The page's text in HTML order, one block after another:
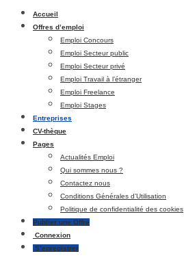
Accueil
Offres d’emploi
Emploi Concours
Emploi Secteur public
Emploi Secteur privé
Emploi Travail à l’étranger
Emploi Freelance
Emploi Stages
Entreprises
CV-thèque
Pages
Actualités Emploi
Qui sommes nous ?
Contactez nous
Conditions Générales d’Utilisation
Politique de confidentialité des cookies
Publier une Offre
Connexion
S’enregistrer